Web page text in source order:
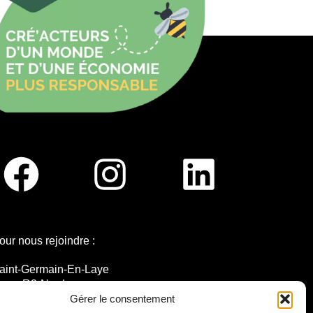
Gérer le consentement
nous rejoindre :
Germain-En-Laye
R2-Nord